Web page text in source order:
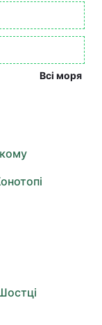
Всі моря